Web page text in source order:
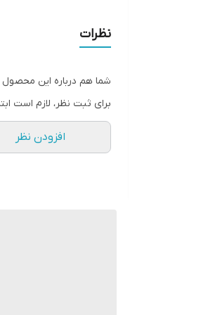
نظرات
شما هم درباره این محصول
برای ثبت نظر، لازم است
افزودن نظر